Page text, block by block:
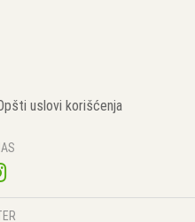
uslovi korišćenja